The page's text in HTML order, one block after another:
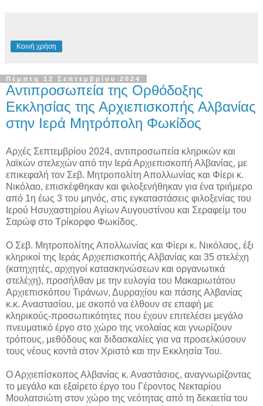
Κοινή χρήση
Πέμπτη 12 Σεπτεμβρίου 2024
Αντιπροσωπεία της Ορθόδοξης
Εκκλησίας της Αρχιεπισκοπής Αλβανίας
στην Ιερά Μητρόπολη Φωκίδος
Αρχές Σεπτεμβρίου 2024, αντιπροσωπεία κληρικών και
λαϊκών στελεχών από την Ιερά Αρχιεπισκοπή Αλβανίας, με
επικεφαλή τον Σεβ. Μητροπολίτη Απολλωνίας και Φίερι κ.
Νικόλαο, επισκέφθηκαν και φιλοξενήθηκαν για ένα τριήμερο
από 1η έως 3 του μηνός, στις εγκαταστάσεις φιλοξενίας του
Ιερού Ησυχαστηρίου Αγίων Αυγουστίνου και Σεραφείμ του
Σαρώφ στο Τρίκορφο Φωκίδος.
Ο Σεβ. Μητροπολίτης Απολλωνίας και Φίερι κ. Νικόλαος, έξι
κληρικοί της Ιεράς Αρχιεπισκοπής Αλβανίας και 35 στελέχη
(κατηχητές, αρχηγοί κατασκηνώσεων και οργανωτικά
στελέχη), προσήλθαν με την ευλογία του Μακαριωτάτου
Αρχιεπισκόπου Τιράνων, Δυρραχίου και πάσης Αλβανίας
κ.κ. Αναστασίου, με σκοπό να έλθουν σε επαφή με
κληρικούς-προσωπικότητες που έχουν επιτελέσει μεγάλο
πνευματικό έργο στο χώρο της νεολαίας και γνωρίζουν
τρόπους, μεθόδους και διδασκαλίες για να προσελκύσουν
τους νέους κοντά στον Χριστό και την Εκκλησία Του.
Ο Αρχιεπίσκοπος Αλβανίας κ. Αναστάσιος, αναγνωρίζοντας
το μεγάλο και εξαίρετο έργο του Γέροντος Νεκταρίου
Μουλατσιώτη στον χώρο της νεότητας από τη δεκαετία του